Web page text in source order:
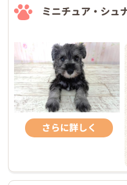
ミニチュア・シュ
さらに詳しく